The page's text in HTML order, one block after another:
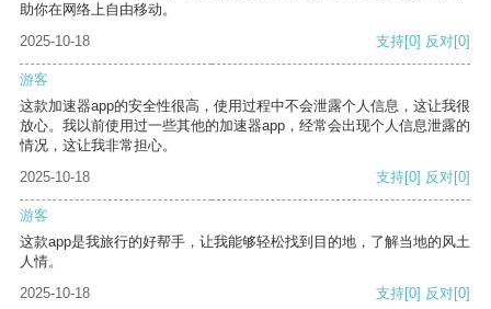
助你在网络上自由移动。
2025-10-18
支持[0] 反对[0]
游客
这款加速器app的安全性很高，使用过程中不会泄露个人信息，这让我很
放心。我以前使用过一些其他的加速器app，经常会出现个人信息泄露的
情况，这让我非常担心。
2025-10-18
支持[0] 反对[0]
游客
这款app是我旅行的好帮手，让我能够轻松找到目的地，了解当地的风土
人情。
2025-10-18
支持[0] 反对[0]